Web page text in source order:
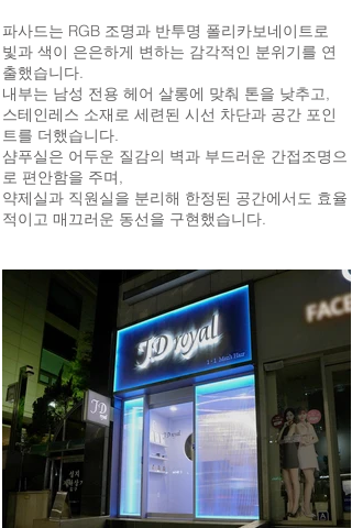
파사드는 RGB 조명과 반투명 폴리카보네이트로
빛과 색이 은은하게 변하는 감각적인 분위기를 연
출했습니다.
내부는 남성 전용 헤어 살롱에 맞춰 톤을 낮추고,
스테인레스 소재로 세련된 시선 차단과 공간 포인
트를 더했습니다.
샴푸실은 어두운 질감의 벽과 부드러운 간접조명으
로 편안함을 주며,
약제실과 직원실을 분리해 한정된 공간에서도 효율
적이고 매끄러운 동선을 구현했습니다.